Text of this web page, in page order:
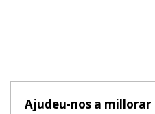
Ajudeu-nos a millorar